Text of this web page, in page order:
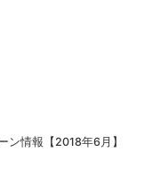
ン情報【2018年6月】